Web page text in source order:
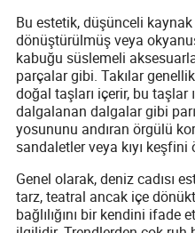
Bu estetik, düşünceli
dönüştürülmüş veya
kabuğu süslemeli
parçalar gibi. Takılar
doğal taşları içerir, bu taşlar
dalgalanan dalgalar gibi
yosununu andıran örgülü
sandaletler veya kıyı
Genel olarak, deniz cadısı
tarz, teatral ancak içe
bağlılığını bir kendini